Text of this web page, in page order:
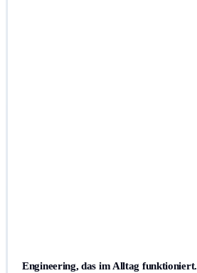
Engineering, das im Alltag funktioniert.